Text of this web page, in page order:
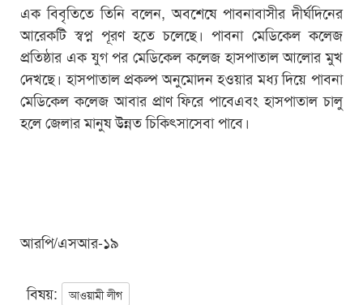
এক বিবৃতিতে তিনি বলেন, অবশেষে পাবনাবাসীর দীর্ঘদিনের
আরেকটি স্বপ্ন পূরণ হতে চলেছে। পাবনা মেডিকেল কলেজ
প্রতিষ্ঠার এক যুগ পর মেডিকেল কলেজ হাসপাতাল আলোর মুখ
দেখছে। হাসপাতাল প্রকল্প অনুমোদন হওয়ার মধ্য দিয়ে পাবনা
মেডিকেল কলেজ আবার প্রাণ ফিরে পাবেএবং হাসপাতাল চালু
হলে জেলার মানুষ উন্নত চিকিৎসাসেবা পাবে।
আরপি/এসআর-১৯
বিষয়: আওয়ামী লীগ